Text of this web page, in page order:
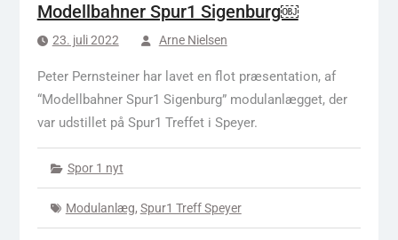
Modellbahner Spur1 Sigenburg￼
23. juli 2022 Arne Nielsen
Peter Pernsteiner har lavet en flot præsentation, af
“Modellbahner Spur1 Sigenburg” modulanlægget, der
var udstillet på Spur1 Treffet i Speyer.
Spor 1 nyt
Modulanlæg, Spur1 Treff Speyer